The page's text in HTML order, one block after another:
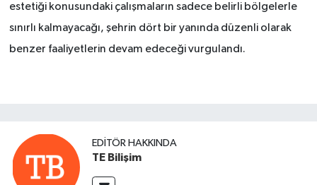
estetiği konusundaki çalışmaların sadece belirli bölgelerle
sınırlı kalmayacağı, şehrin dört bir yanında düzenli olarak
benzer faaliyetlerin devam edeceği vurgulandı.
EDITÖR HAKKINDA
TE Bilişim